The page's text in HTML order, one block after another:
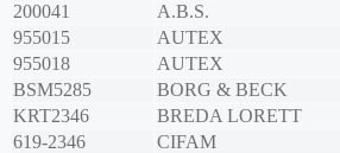
200041
A.B.S.
955015
AUTEX
955018
AUTEX
BSM5285
BORG & BECK
KRT2346
BREDA LORETT
619-2346
CIFAM